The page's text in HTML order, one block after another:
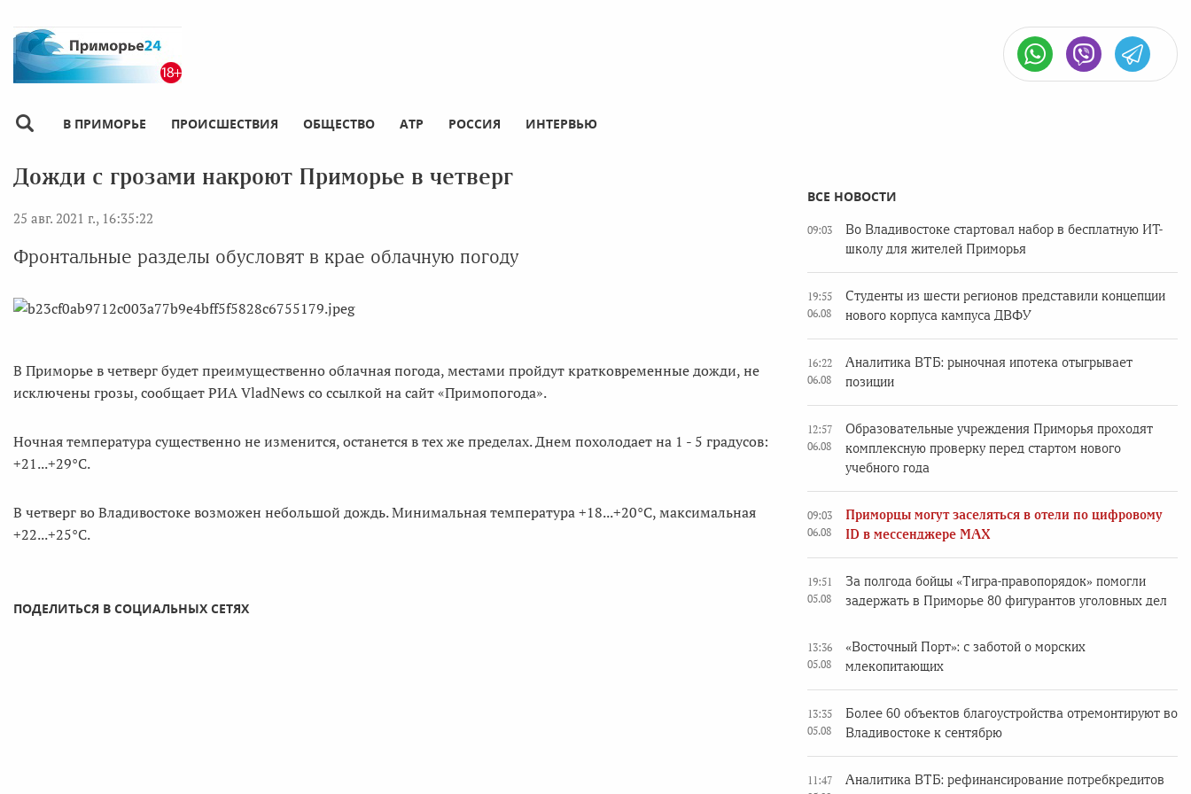
В ПРИМОРЬЕ ПРОИСШЕСТВИЯ ОБЩЕСТВО АТР РОССИЯ ИНТЕРВЬЮ
Дожди с грозами накроют Приморье в четверг
25 авг. 2021 г., 16:35:22
Фронтальные разделы обусловят в крае облачную погоду
В Приморье в четверг будет преимущественно облачная погода, местами пройдут кратковременные дожди, не
исключены грозы, сообщает РИА VladNews со ссылкой на сайт «Примопогода».
Ночная температура существенно не изменится, останется в тех же пределах. Днем похолодает на 1 - 5 градусов:
+21...+29°С.
В четверг во Владивостоке возможен небольшой дождь. Минимальная температура +18...+20°С, максимальная
+22...+25°С.
ПОДЕЛИТЬСЯ В СОЦИАЛЬНЫХ СЕТЯХ
ВСЕ НОВОСТИ
09:03
Во Владивостоке стартовал набор в бесплатную ИТ-
школу для жителей Приморья
19:55
06.08
Студенты из шести регионов представили концепции
нового корпуса кампуса ДВФУ
16:22
06.08
Аналитика ВТБ: рыночная ипотека отыгрывает
позиции
12:57
06.08
Образовательные учреждения Приморья проходят
комплексную проверку перед стартом нового
учебного года
09:03
06.08
Приморцы могут заселяться в отели по цифровому
ID в мессенджере MAX
19:51
05.08
За полгода бойцы «Тигра-правопорядок» помогли
задержать в Приморье 80 фигурантов уголовных дел
13:36
05.08
«Восточный Порт»: с заботой о морских
млекопитающих
13:35
05.08
Более 60 объектов благоустройства отремонтируют во
Владивостоке к сентябрю
11:47
Аналитика ВТБ: рефинансирование потребкредитов